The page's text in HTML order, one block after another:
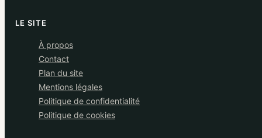
LE SITE
À propos
Contact
Plan du site
Mentions légales
Politique de confidentialité
Politique de cookies